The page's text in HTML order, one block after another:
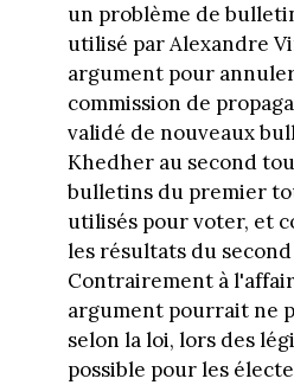
un problème de
utilisé par Alexandre
argument pour
commission de
validé de nouveaux
Khedher au second
bulletins du premier
utilisés pour voter, et
les résultats du
Contrairement à
argument pourrait ne
selon la loi, lors des
possible pour les